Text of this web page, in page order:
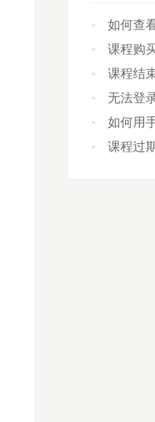
如何查
课程购
课程结
无法登
如何用
课程过